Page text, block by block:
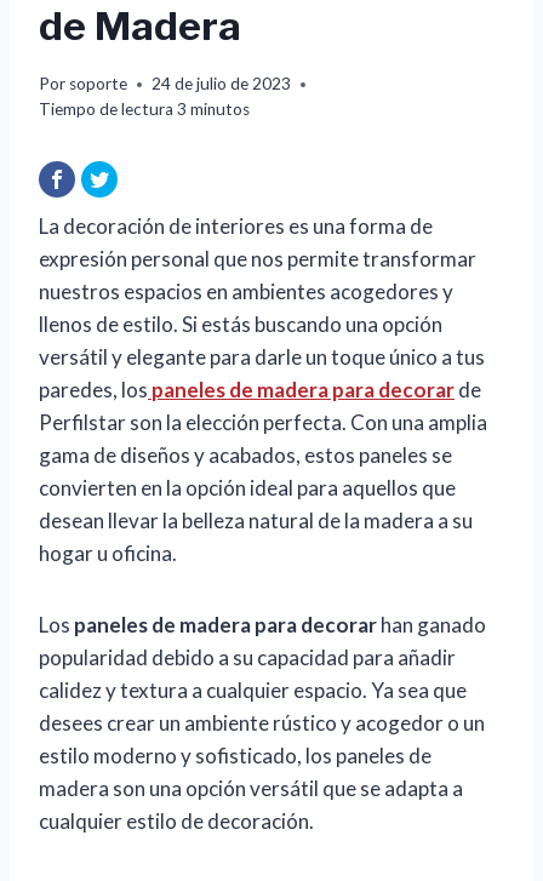
de Madera
Por soporte
24 de julio de 2023
Tiempo de lectura 3 minutos
La decoración de interiores es una forma de
expresión personal que nos permite transformar
nuestros espacios en ambientes acogedores y
llenos de estilo. Si estás buscando una opción
versátil y elegante para darle un toque único a tus
paredes, los paneles de madera para decorarde
Perfilstar son la elección perfecta. Con una amplia
gama de diseños y acabados, estos paneles se
convierten en la opción ideal para aquellos que
desean llevar la belleza natural de la madera a su
hogar u oficina.
Los paneles de madera para decorarhan ganado
popularidad debido a su capacidad para añadir
calidez y textura a cualquier espacio. Ya sea que
desees crear un ambiente rústico y acogedor o un
estilo moderno y sofisticado, los paneles de
madera son una opción versátil que se adapta a
cualquier estilo de decoración.